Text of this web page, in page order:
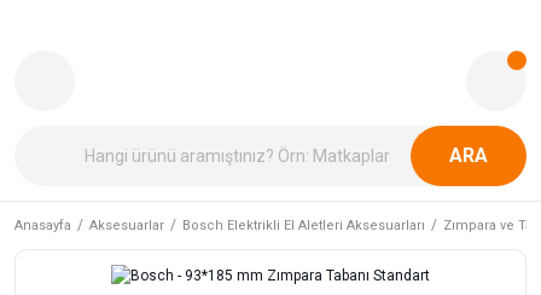
ARA
Anasayfa Aksesuarlar Bosch Elektrikli El Aletleri Aksesuarları Zımpara ve